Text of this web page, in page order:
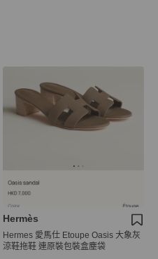
Hermès
Hermes 愛馬仕 Etoupe Oasis 大象灰
涼鞋拖鞋 連原裝包裝盒塵袋